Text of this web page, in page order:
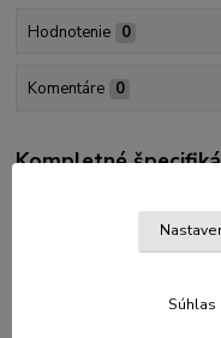
Hodnotenie 0
Komentáre 0
Kompletné